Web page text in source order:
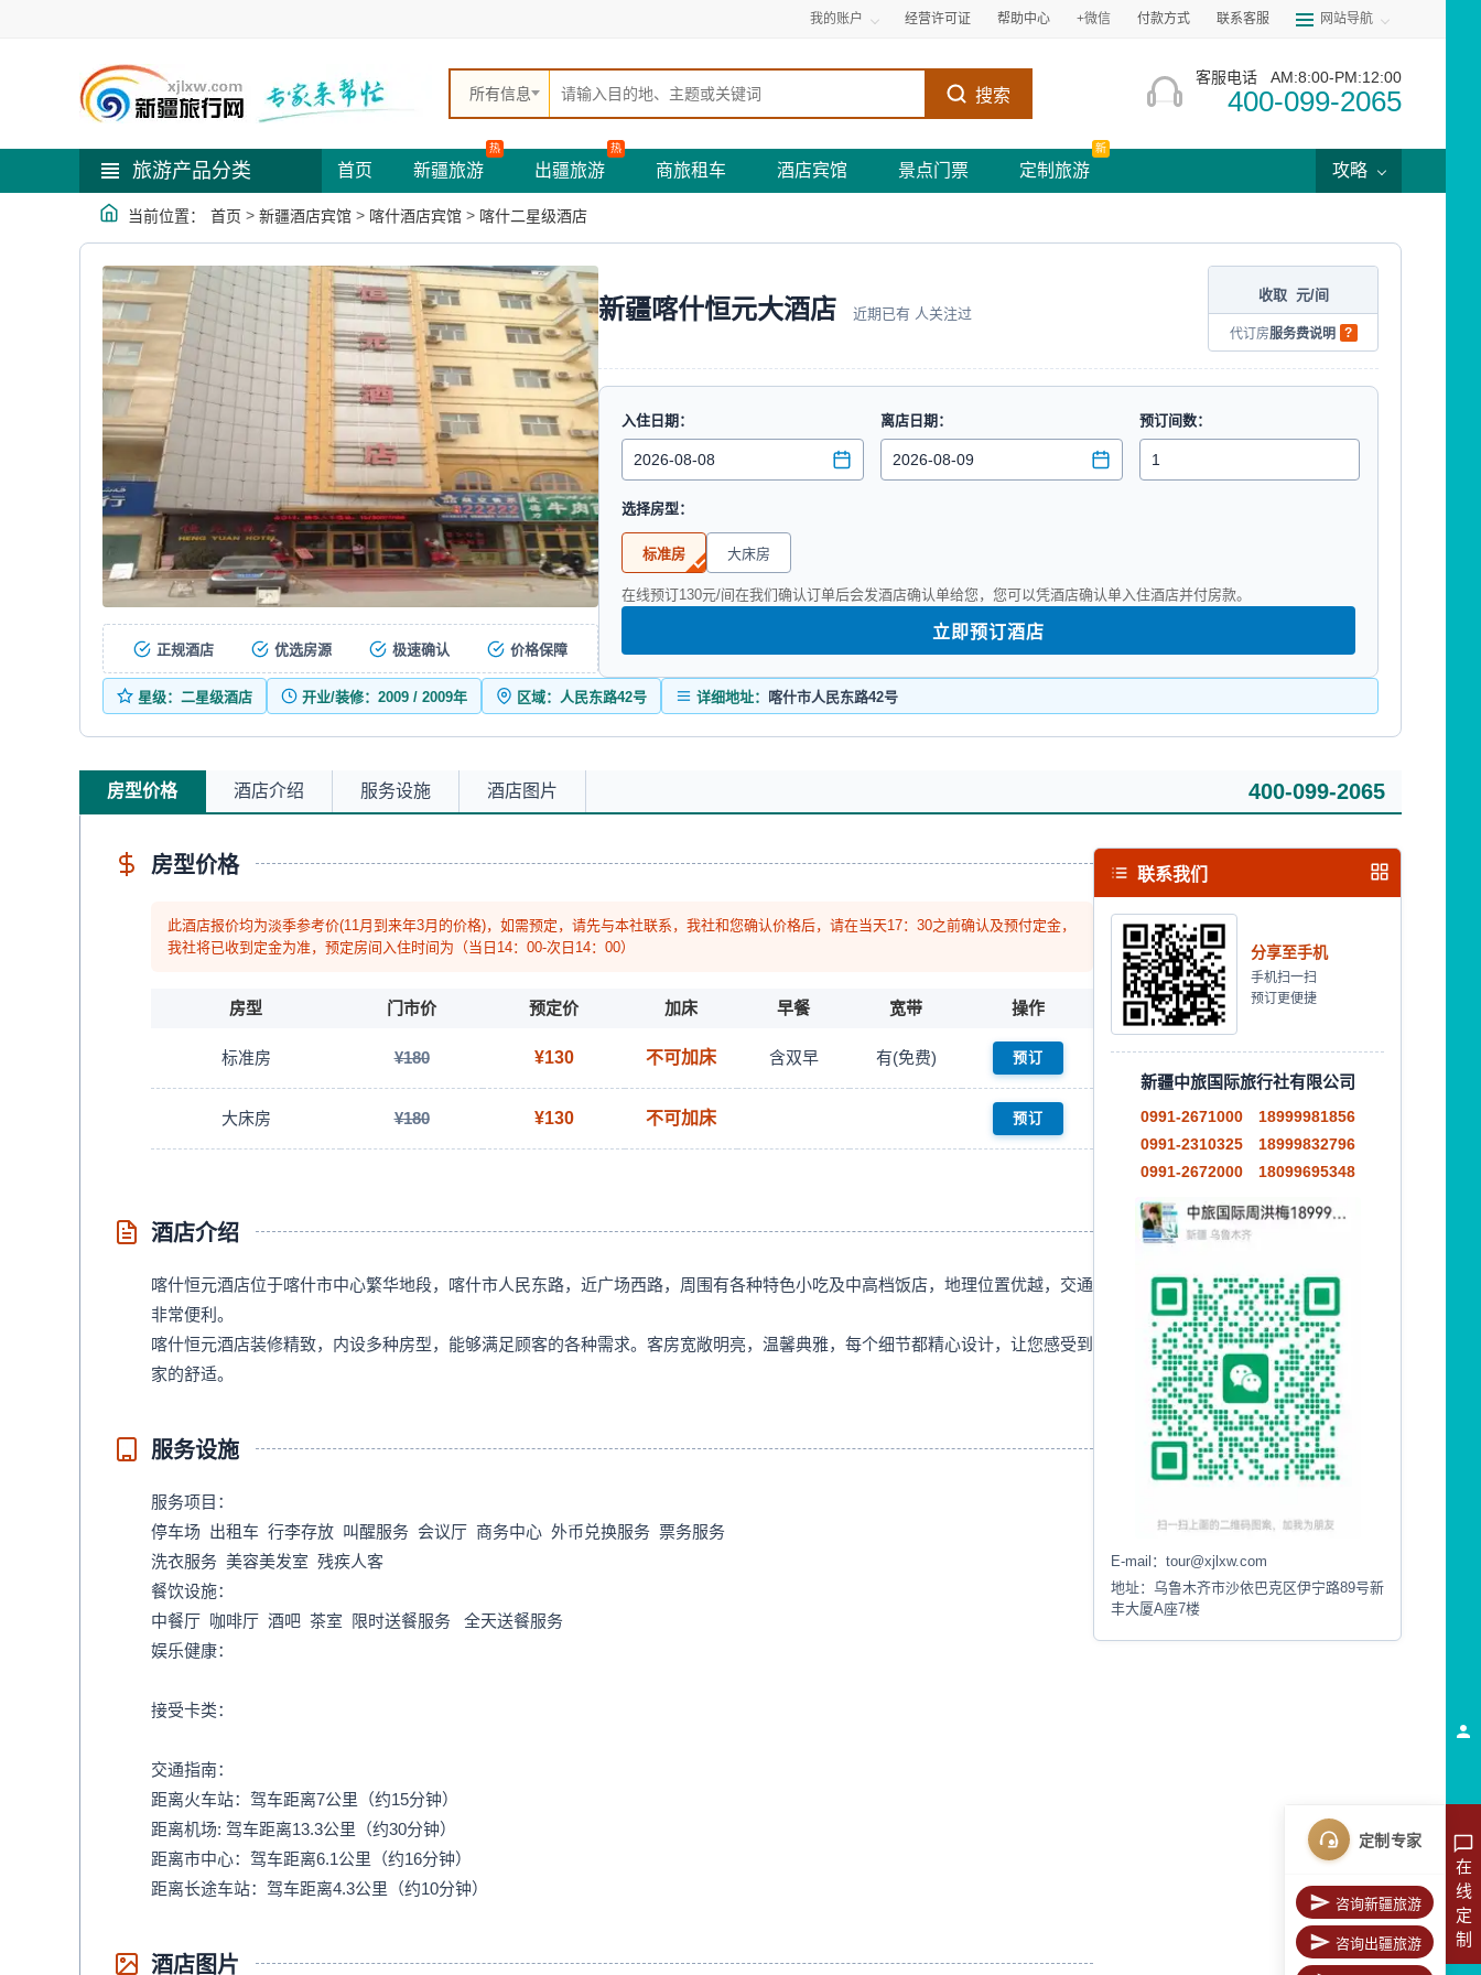
我的账户 经营许可证 帮助中心 +微信 付款方式 联系客服 网站导航
所有信息 搜索
客服电话 AM:8:00-PM:12:00
400-099-2065
旅游产品分类 首页 新疆旅游
热
出疆旅游
热
商旅租车 酒店宾馆 景点门票 定制旅游
新
攻略
当前位置： 首页 > 新疆酒店宾馆 > 喀什酒店宾馆 > 喀什二星级酒店
正规酒店 优选房源 极速确认 价格保障
新疆喀什恒元大酒店 近期已有 人关注过
收取 元/间
代订房服务费说明 ?
入住日期： 离店日期： 预订间数：
选择房型：
标准房 大床房
在线预订130元/间在我们确认订单后会发酒店确认单给您，您可以凭酒店确认单入住酒店并付房款。
立即预订酒店
星级：二星级酒店 开业/装修：2009 / 2009年 区域：人民东路42号 详细地址： 喀什市人民东路42号
房型价格 酒店介绍 服务设施 酒店图片 400-099-2065
房型价格
此酒店报价均为淡季参考价(11月到来年3月的价格)，如需预定，请先与本社联系，我社和您确认价格后，请在当天17：30之前确认及预付定金，
我社将已收到定金为准，预定房间入住时间为（当日14：00-次日14：00）
房型 门市价 预定价 加床 早餐 宽带 操作
标准房 ¥180 ¥130 不可加床 含双早 有(免费)
大床房 ¥180 ¥130 不可加床
酒店介绍
喀什恒元酒店位于喀什市中心繁华地段，喀什市人民东路，近广场西路，周围有各种特色小吃及中高档饭店，地理位置优越，交通
非常便利。
喀什恒元酒店装修精致，内设多种房型，能够满足顾客的各种需求。客房宽敞明亮，温馨典雅，每个细节都精心设计，让您感受到
家的舒适。
服务设施
服务项目：
停车场 出租车 行李存放 叫醒服务 会议厅 商务中心 外币兑换服务 票务服务
洗衣服务 美容美发室 残疾人客
餐饮设施：
中餐厅 咖啡厅 酒吧 茶室 限时送餐服务 全天送餐服务
娱乐健康：
接受卡类：
交通指南：
距离火车站：驾车距离7公里（约15分钟）
距离机场: 驾车距离13.3公里（约30分钟）
距离市中心：驾车距离6.1公里（约16分钟）
距离长途车站：驾车距离4.3公里（约10分钟）
酒店图片
联系我们
分享至手机
手机扫一扫
预订更便捷
新疆中旅国际旅行社有限公司
0991-2671000
18999981856
0991-2310325
18999832796
0991-2672000
18099695348
E-mail： tour@xjlxw.com
地址： 乌鲁木齐市沙依巴克区伊宁路89号新
丰大厦A座7楼
在
线
定
制
定制专家
咨询新疆旅游
咨询出疆旅游